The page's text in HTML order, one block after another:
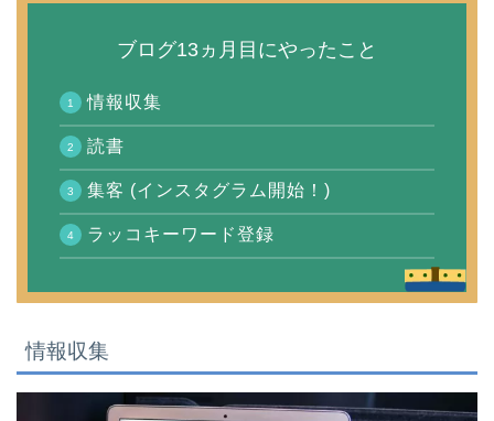
ブログ13ヵ月目にやったこと
情報収集
読書
集客 (インスタグラム開始！)
ラッコキーワード登録
情報収集